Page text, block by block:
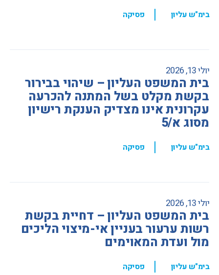
בימ"ש עליון , פסיקה
יולי 13, 2026
בית המשפט העליון – שיהוי בבירור
בקשת מקלט בשל המתנה להכרעה
עקרונית אינו מצדיק הענקת רישיון
מסוג א/5
בימ"ש עליון , פסיקה
יולי 13, 2026
בית המשפט העליון – דחיית בקשת
רשות ערעור בעניין אי-מיצוי הליכים
מול ועדת המאוימים
בימ"ש עליון , פסיקה